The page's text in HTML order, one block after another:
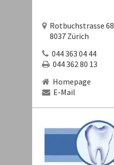
Rotbuchstrasse 68
8037 Zürich
044 363 04 44
044 362 80 13
Homepage
E-Mail